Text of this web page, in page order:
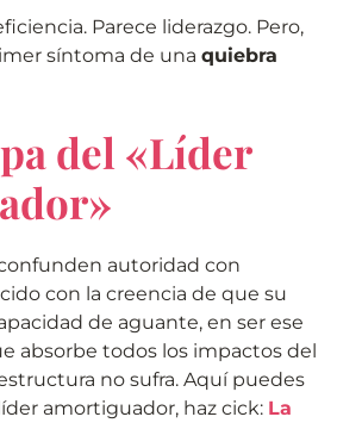
Parece liderazgo. Pero,
síntoma de una quiebra
del «Líder
autoridad con
con la creencia de que su
de aguante, en ser ese
absorbe todos los impactos del
no sufra. Aquí puedes
amortiguador, haz cick: La